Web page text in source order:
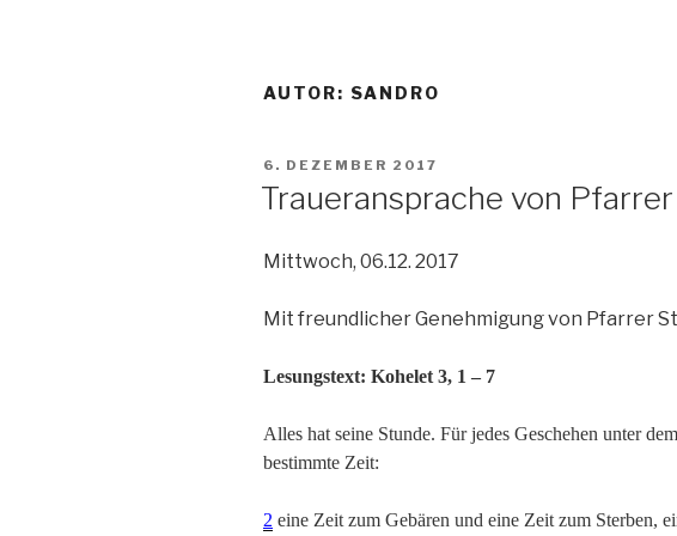
AUTOR: SANDRO
VERÖFFENTLICHT
6. DEZEMBER 2017
Traueransprache von
Mittwoch, 06.12. 2017
Mit freundlicher Genehmigung von Pfarrer
Lesungstext: Kohelet 3, 1 – 7
Alles hat seine Stunde. Für jedes Geschehen unter
bestimmte Zeit:
2 eine Zeit zum Gebären und eine Zeit zum Sterben,